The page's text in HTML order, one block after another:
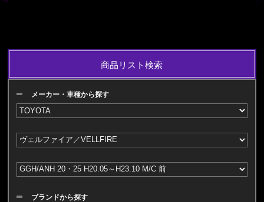
商品リスト検索
メーカー・車種から探す
ブランドから探す